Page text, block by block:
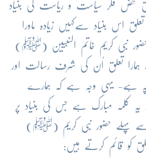
محض فکر سیاست و ریاست کی بنیاد
اس بنیاد سےکہیں زیادہ ماورا
نبی کریم خاتم النبیین (ﷺ)
تعلق اُن کی شرف رسالت اور
پہ ہے- یہی وجہ ہے کہ ہمارے
یہ کلمہ مبارک ہے جس کی بنیاد پر
سے پہلے حضور نبی کریم (ﷺ)
کو قائم کرتے ہیں: